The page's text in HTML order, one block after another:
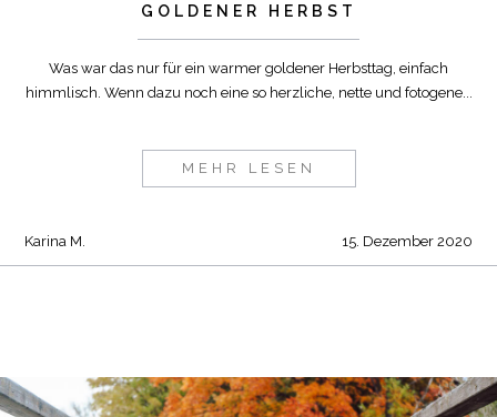
GOLDENER HERBST
Was war das nur für ein warmer goldener Herbsttag, einfach
himmlisch. Wenn dazu noch eine so herzliche, nette und fotogene...
MEHR LESEN
Karina M. 15. Dezember 2020